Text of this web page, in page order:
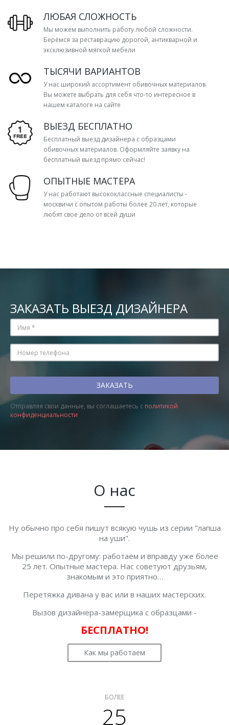
ЛЮБАЯ СЛОЖНОСТЬ
Мы можем выполнить работу любой сложности.
Берёмся за реставрацию дорогой, антикварной и
эксклюзивной мягкой мебели
ТЫСЯЧИ ВАРИАНТОВ
У нас широкий ассортимент обивочных материалов.
Вы можете выбрать для себя что-то интересное в
нашем каталоге на сайте
ВЫЕЗД БЕСПЛАТНО
Бесплатный выезд дизайнера с образцами
обивочных материалов. Оформляйте заявку на
бесплатный выезд прямо сейчас!
ОПЫТНЫЕ МАСТЕРА
У нас работают высококлассные специалисты -
москвичи с опытом работы более 20 лет, которые
любят свое дело от всей души
ЗАКАЗАТЬ ВЫЕЗД ДИЗАЙНЕРА
Отправляя свои данные, вы соглашаетесь с политикой
конфиденциальности
О нас
Ну обычно про себя пишут всякую чушь из серии "лапша
на уши".
Мы решили по-другому: работаем и вправду уже более
25 лет. Опытные мастера. Нас советуют друзьям,
знакомым и это приятно…
Перетяжка дивана у вас или в наших мастерских.
Вызов дизайнера-замерщика с образцами -
БЕСПЛАТНО!
Как мы работаем
БОЛЕЕ
25